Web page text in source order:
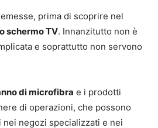
prima di scoprire nel
schermo TV. Innanzitutto non è
e soprattutto non servono
di microfibra e i prodotti
di operazioni, che possono
negozi specializzati e nei